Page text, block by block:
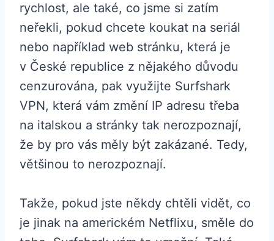
rychlost, ale také, co jsme si zatím
neřekli, pokud chcete koukat na seriál
nebo například web stránku, která je
v České republice z nějakého důvodu
cenzurována, pak využijte Surfshark
VPN, která vám změní IP adresu třeba
na italskou a stránky tak nerozpoznají,
že by pro vás měly být zakázané. Tedy,
většinou to nerozpoznají.
Takže, pokud jste někdy chtěli vidět, co
je jinak na americkém Netflixu, směle do